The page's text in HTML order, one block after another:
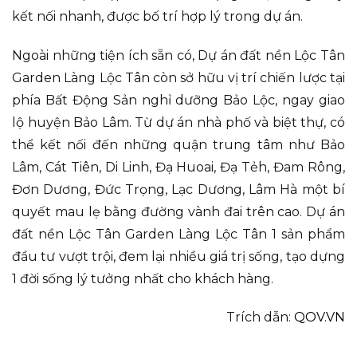
kết nối nhanh, được bố trí hợp lý trong dự án.
Ngoài những tiện ích sẵn có, Dự án đất nền Lộc Tân
Garden Làng Lộc Tân còn sở hữu vị trí chiến lược tại
phía Bất Động Sản nghỉ dưỡng Bảo Lộc, ngay giao
lộ huyện Bảo Lâm. Từ dự án nhà phố và biệt thự, có
thể kết nối đến những quận trung tâm như Bảo
Lâm, Cát Tiên, Di Linh, Đạ Huoai, Đạ Tẻh, Đam Rông,
Đơn Dương, Đức Trọng, Lạc Dương, Lâm Hà một bí
quyết mau lẹ bằng đường vành đai trên cao. Dự án
đất nền Lộc Tân Garden Làng Lộc Tân 1 sản phẩm
đầu tư vượt trội, đem lại nhiều giá trị sống, tạo dựng
1 đời sống lý tưởng nhất cho khách hàng.
Trích dẫn: QOV.VN